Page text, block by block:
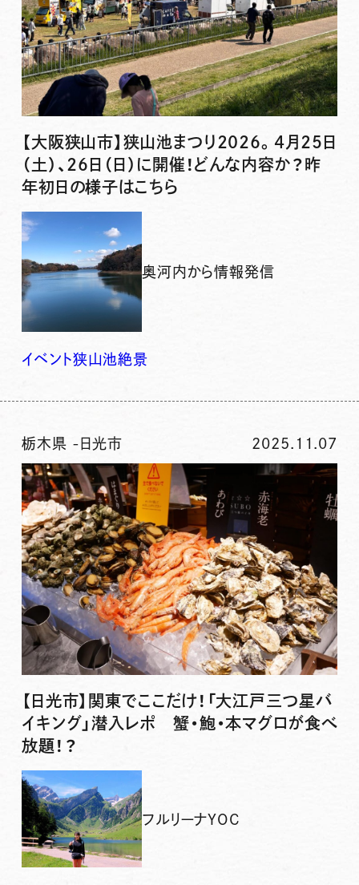
【大阪狭山市】狭山池まつり2026。4月25日
（土）、26日（日）に開催！どんな内容か？昨
年初日の様子はこちら
奥河内から情報発信
イベント狭山池絶景
栃木県 - 日光市 2025.11.07
【日光市】関東でここだけ！「大江戸三つ星バ
イキング」潜入レポ 蟹・鮑・本マグロが食べ
放題！？
フルリーナYOC